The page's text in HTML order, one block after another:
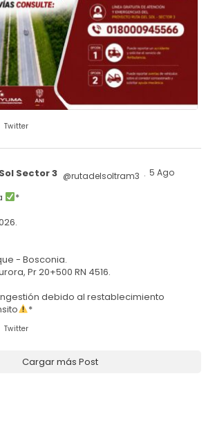
Twitter
Sector 3 @rutadelsoltram3 · 5 Ago
*
- Bosconia.
Pr 20+500 RN 4516.
debido al restablecimiento
*
Twitter
Cargar más Post